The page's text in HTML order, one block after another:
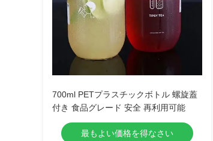
700ml PETプラスチックボトル 螺旋蓋
付き 食品グレード 安全 再利用可能
最もよい価格を得なさい